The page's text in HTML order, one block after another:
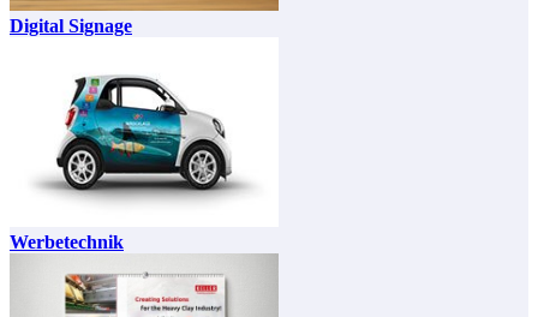
Digital Signage
Werbetechnik